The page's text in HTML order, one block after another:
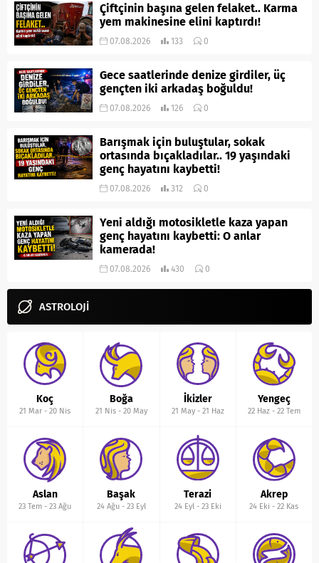
Çiftçinin başına gelen felaket.. Karma
yem makinesine elini kaptırdı!
07.08.2026 133 0
Gece saatlerinde denize girdiler, üç
gençten iki arkadaş boğuldu!
07.08.2026 126 0
Barışmak için buluştular, sokak
ortasında bıçakladılar.. 19 yaşındaki
genç hayatını kaybetti!
07.08.2026 312 0
Yeni aldığı motosikletle kaza yapan
genç hayatını kaybetti: O anlar
kamerada!
07.08.2026 430 0
ASTROLOJİ
Koç
21 Mar -20 Nis
Boğa
21 Nis- 20 May
İkizler
21 May- 21 Haz
Yengeç
22 Haz- 22 Tem
Aslan
23 Tem -23 Ağu
Başak
24 Ağu- 23 Eyl
Terazi
24 Eyl- 23 Eki
Akrep
24 Eki -22 Kas